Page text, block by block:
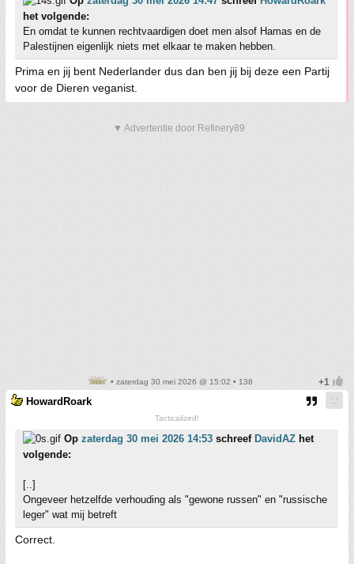
het volgende:
En omdat te kunnen rechtvaardigen doet men alsof Hamas en de
Palestijnen eigenlijk niets met elkaar te maken hebben.
Prima en jij bent Nederlander dus dan ben jij bij deze een Partij
voor de Dieren veganist.
▼ Advertentie door Refinery89
• zaterdag 30 mei 2026 @ 15:02 • 138
HowardRoark
Tacticalized!
Op zaterdag 30 mei 2026 14:53 schreef DavidAZ het
volgende:
[..]
Ongeveer hetzelfde verhouding als "gewone russen" en "russische
leger" wat mij betreft
Correct.